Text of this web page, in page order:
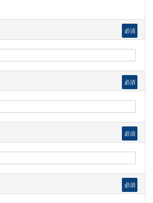
必須
必須
必須
必須